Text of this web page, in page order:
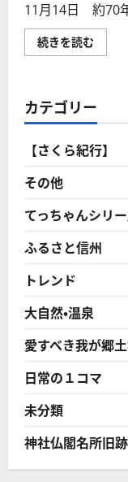
11月14日 約70
続きを読む
月
年
ぶ
の
巨
大
パ
ー
ム
ー
ン」
が
出
は
約
20
年
後
だ
か
ら
し
た
ら
か
カテゴリー
【さくら紀行】
その他
てっちゃんシリ
ふるさと信州
トレンド
大自然・温泉
愛すべき我が郷土
日常の１コマ
未分類
神社仏閣名所旧